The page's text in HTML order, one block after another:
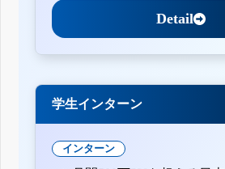
Detail
学生インターン
インターン